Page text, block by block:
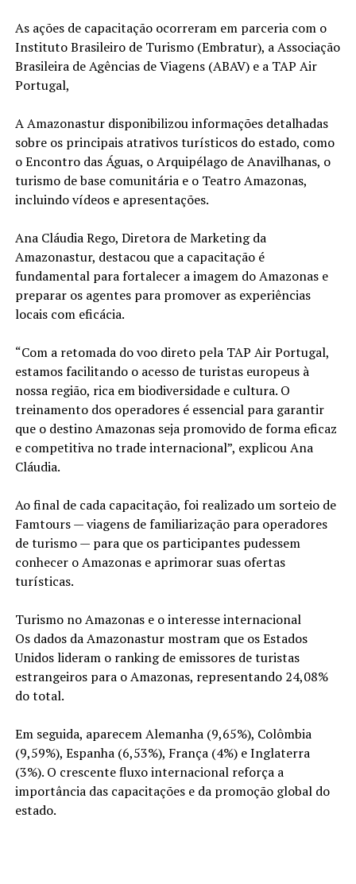
As ações de capacitação ocorreram em parceria com o
Instituto Brasileiro de Turismo (Embratur), a Associação
Brasileira de Agências de Viagens (ABAV) e a TAP Air
Portugal,
A Amazonastur disponibilizou informações detalhadas
sobre os principais atrativos turísticos do estado, como
o Encontro das Águas, o Arquipélago de Anavilhanas, o
turismo de base comunitária e o Teatro Amazonas,
incluindo vídeos e apresentações.
Ana Cláudia Rego, Diretora de Marketing da
Amazonastur, destacou que a capacitação é
fundamental para fortalecer a imagem do Amazonas e
preparar os agentes para promover as experiências
locais com eficácia.
“Com a retomada do voo direto pela TAP Air Portugal,
estamos facilitando o acesso de turistas europeus à
nossa região, rica em biodiversidade e cultura. O
treinamento dos operadores é essencial para garantir
que o destino Amazonas seja promovido de forma eficaz
e competitiva no trade internacional”, explicou Ana
Cláudia.
Ao final de cada capacitação, foi realizado um sorteio de
Famtours — viagens de familiarização para operadores
de turismo — para que os participantes pudessem
conhecer o Amazonas e aprimorar suas ofertas
turísticas.
Turismo no Amazonas e o interesse internacional
Os dados da Amazonastur mostram que os Estados
Unidos lideram o ranking de emissores de turistas
estrangeiros para o Amazonas, representando 24,08%
do total.
Em seguida, aparecem Alemanha (9,65%), Colômbia
(9,59%), Espanha (6,53%), França (4%) e Inglaterra
(3%). O crescente fluxo internacional reforça a
importância das capacitações e da promoção global do
estado.